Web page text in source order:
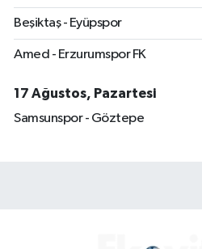
Beşiktaş - Eyüpspor
Amed - Erzurumspor FK
17 Ağustos, Pazartesi
Samsunspor - Göztepe